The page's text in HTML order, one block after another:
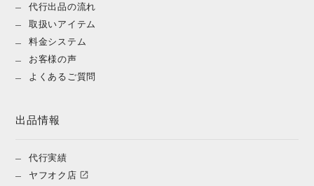
代行出品の流れ
取扱いアイテム
料金システム
お客様の声
よくあるご質問
出品情報
代行実績
ヤフオク店